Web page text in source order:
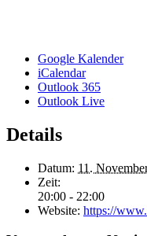
Google Kalender
iCalendar
Outlook 365
Outlook Live
Details
Datum: 11.
Zeit:
20:00 - 22:00
Website: https://